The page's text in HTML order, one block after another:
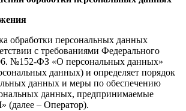
обработки персональных данных
с требованиями Федерального
№152-ФЗ «О персональных данных»
данных) и определяет порядок
данных и меры по обеспечению
данных, предпринимаемые
– Оператор).